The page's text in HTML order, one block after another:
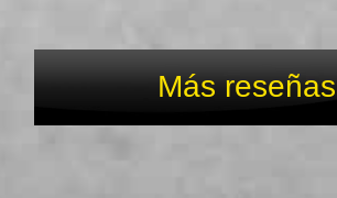
Más reseñas